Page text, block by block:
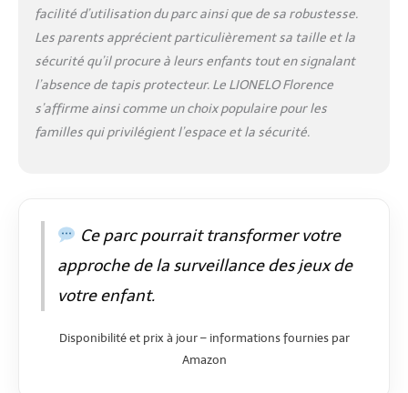
facilité d’utilisation du parc ainsi que de sa robustesse.
Les parents apprécient particulièrement sa taille et la
sécurité qu’il procure à leurs enfants tout en signalant
l’absence de tapis protecteur. Le LIONELO Florence
s’affirme ainsi comme un choix populaire pour les
familles qui privilégient l’espace et la sécurité.
Ce parc pourrait transformer votre
approche de la surveillance des jeux de
votre enfant.
Disponibilité et prix à jour – informations fournies par
Amazon